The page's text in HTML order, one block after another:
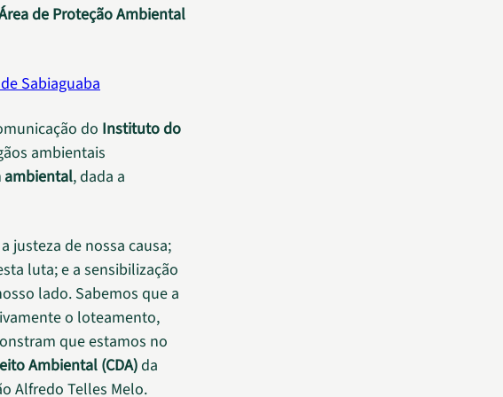
de Proteção Ambiental
Sabiaguaba
do Instituto do
ambientais
ambiental, dada a
justeza de nossa causa;
luta; e a sensibilização
lado. Sabemos que a
o loteamento,
que estamos no
Ambiental (CDA)da
Alfredo Telles Melo.